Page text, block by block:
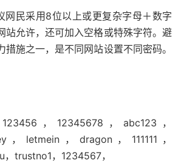
网民采用8位以上或更复杂字母＋数字
站允许，还可加入空格或特殊字符。避
措施之一，是不同网站设置不同密码。
，12345678，abc123，
，letmein，dragon，111111，
trustno1，1234567，